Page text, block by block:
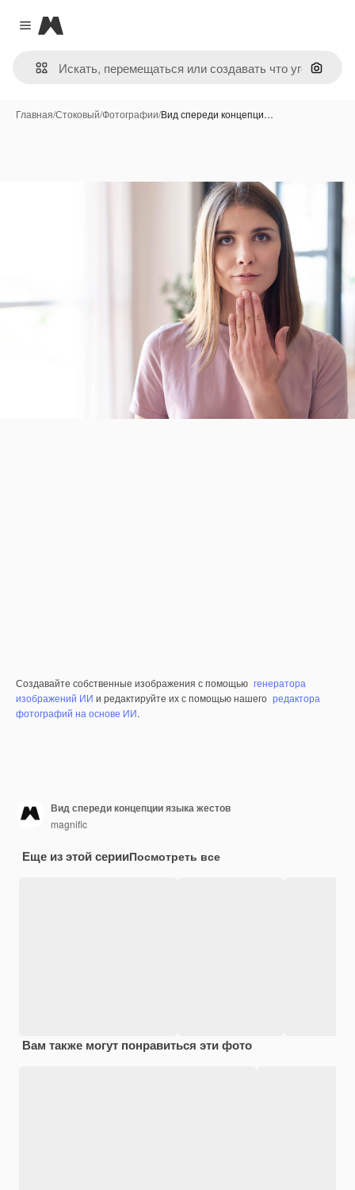
Close menu
Magnific
Поиск
Главная/Стоковый/Фотографии/Вид спереди концепци…
Создавайте собственные изображения с помощью генератора
изображений ИИ и редактируйте их с помощью нашего редактора
фотографий на основе ИИ.
Вид спереди концепции языка жестов
magnific
Еще из этой серииПосмотреть все
Вам также могут понравиться эти фото